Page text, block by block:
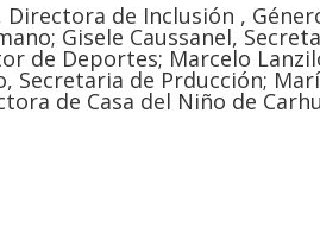
de Inclusión ,
Gisele Caussanel,
de Deportes; Marcelo
Secretaria de Prducción;
de Casa del Niño de